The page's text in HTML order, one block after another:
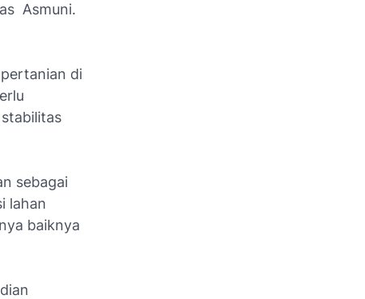
Asmuni.
di
sebagai
lahan
baiknya